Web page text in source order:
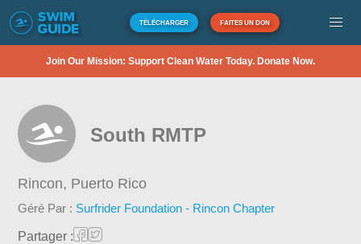
TÉLÉCHARGER FAITES UN DON
Join Our Mission: Support Clean Water Today. Donate Now.
South RMTP
Rincon, Puerto Rico
Géré Par : Surfrider Foundation - Rincon Chapter
Partager :